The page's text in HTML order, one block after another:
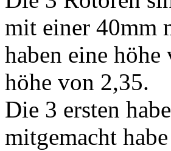
mit einer 40mm
haben eine
höhe von 2,35.
Die 3 ersten
mitgemacht